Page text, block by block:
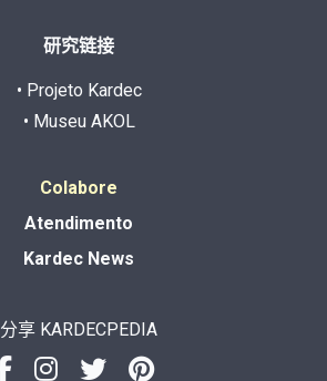
研究链接
• Projeto Kardec
• Museu AKOL
Colabore
Atendimento
Kardec News
分享 KARDECPEDIA